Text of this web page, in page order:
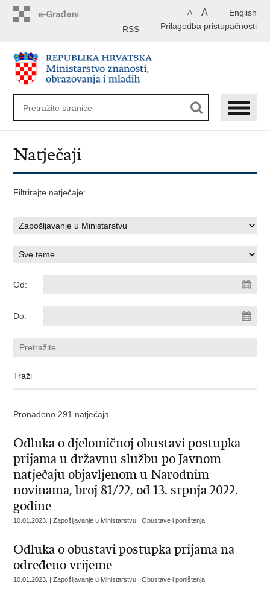
English
A A
Prilagodba pristupačnosti
RSS
Natječaji
Filtrirajte natječaje:
Od:
Do:
Pronađeno 291 natječaja.
Odluka o djelomičnoj obustavi postupka
prijama u državnu službu po Javnom
natječaju objavljenom u Narodnim
novinama, broj 81/22, od 13. srpnja 2022.
godine
10.01.2023. | Zapošljavanje u Ministarstvu | Obustave i poništenja
Odluka o obustavi postupka prijama na
određeno vrijeme
10.01.2023. | Zapošljavanje u Ministarstvu | Obustave i poništenja